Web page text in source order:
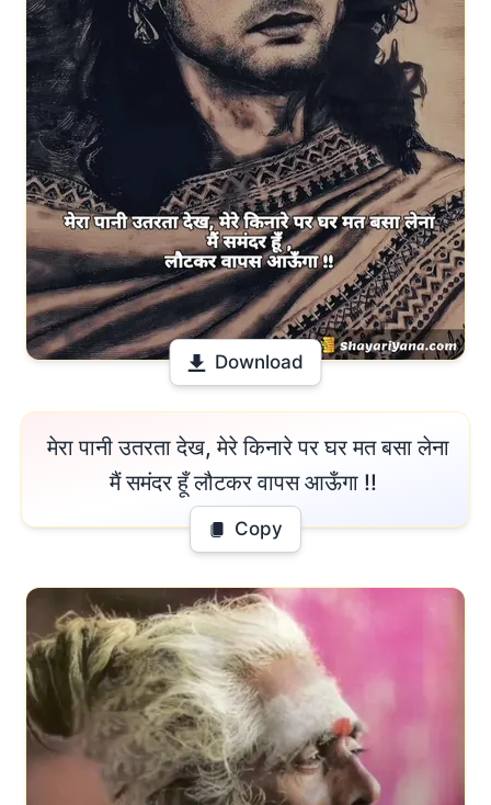
Download
मेरा पानी उतरता देख, मेरे किनारे पर घर मत बसा लेना
मैं समंदर हूँ लौटकर वापस आऊँगा !!
Copy